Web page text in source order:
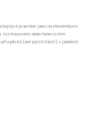
pravidel jako na kterémkoliv
rozhlasovém nebo televizním
(ani jejich částí) v jakékoli